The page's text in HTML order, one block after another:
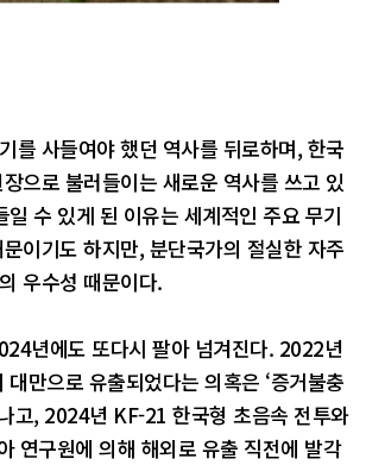
를 사들여야 했던 역사를 뒤로하며, 한국
으로 불러들이는 새로운 역사를 쓰고 있
수 있게 된 이유는 세계적인 주요 무기
이기도 하지만, 분단국가의 절실한 자주
우수성 때문이다.
년에도 또다시 팔아 넘겨진다. 2022년
만으로 유출되었다는 의혹은 ‘증거불충
고, 2024년 KF-21 한국형 초음속 전투와
연구원에 의해 해외로 유출 직전에 발각